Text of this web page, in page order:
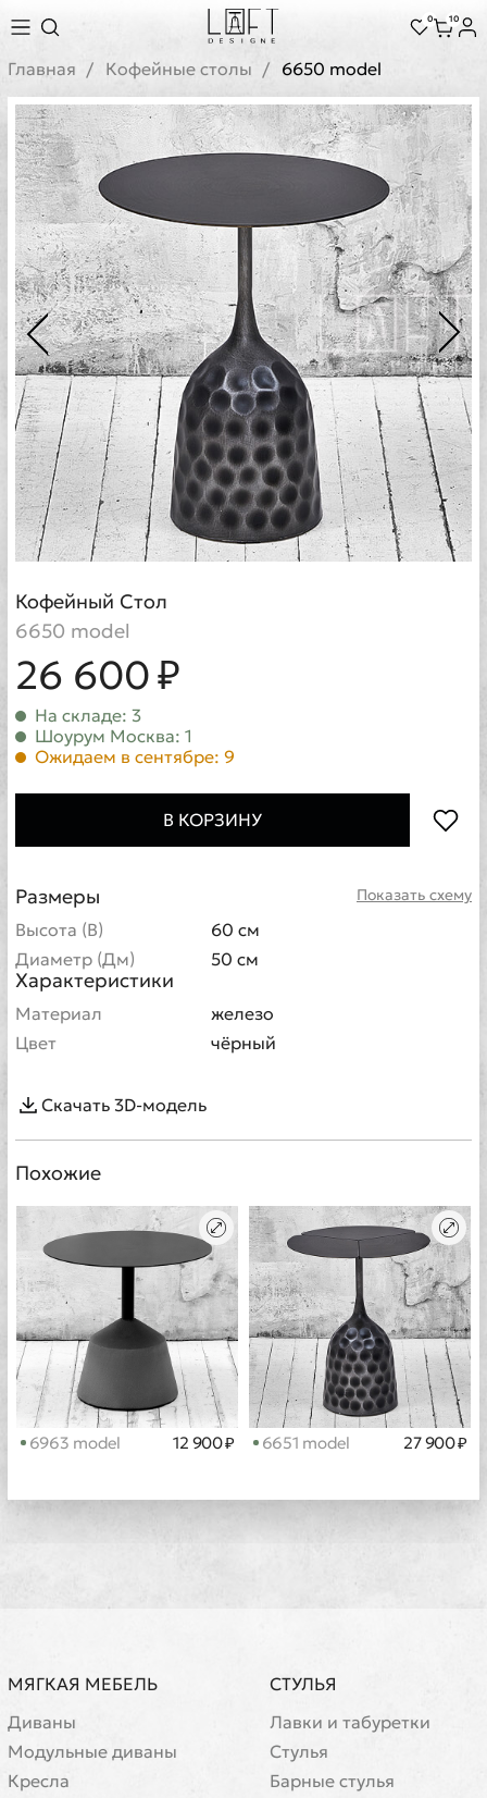
0 10
Главная Кофейные столы 6650 model
Кофейный Стол
6650 model
26 600 ₽
На складе: 3
Шоурум Москва: 1
Ожидаем в сентябре: 9
В КОРЗИНУ
Показать схему
Размеры
Высота (В)
60 см
Диаметр (Дм)
50 см
Характеристики
Материал
железо
Цвет
чёрный
Скачать 3D-модель
Похожие
6963 model 12 900 ₽ 6651 model 27 900 ₽
МЯГКАЯ МЕБЕЛЬ
Диваны
Модульные диваны
Кресла
СТУЛЬЯ
Лавки и табуретки
Стулья
Барные стулья